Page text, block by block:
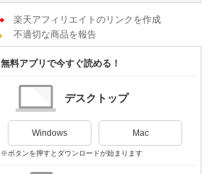
楽天アフィリエイトのリンクを作成
不適切な商品を報告
無料アプリで今すぐ読める！
デスクトップ
Windows Mac
※ボタンを押すとダウンロードが始まります